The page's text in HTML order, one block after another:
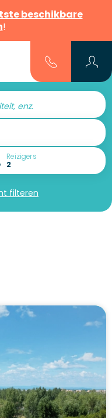
beschikbare
!
enz.
Reizigers
filteren